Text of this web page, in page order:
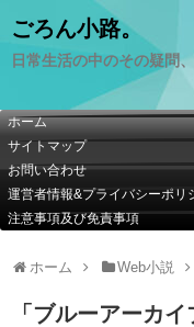
ごろん小路。
日常生活の中のその疑問
ホーム
サイトマップ
お問い合わせ
運営者情報&プライバシーポリ
注意事項及び免責事項
ホーム Web小説
「 ブルーアーカイ